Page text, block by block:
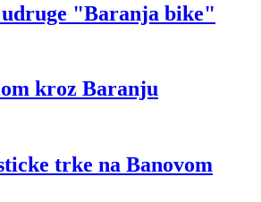
udruge "Baranja bike"
kroz Baranju
trke na Banovom